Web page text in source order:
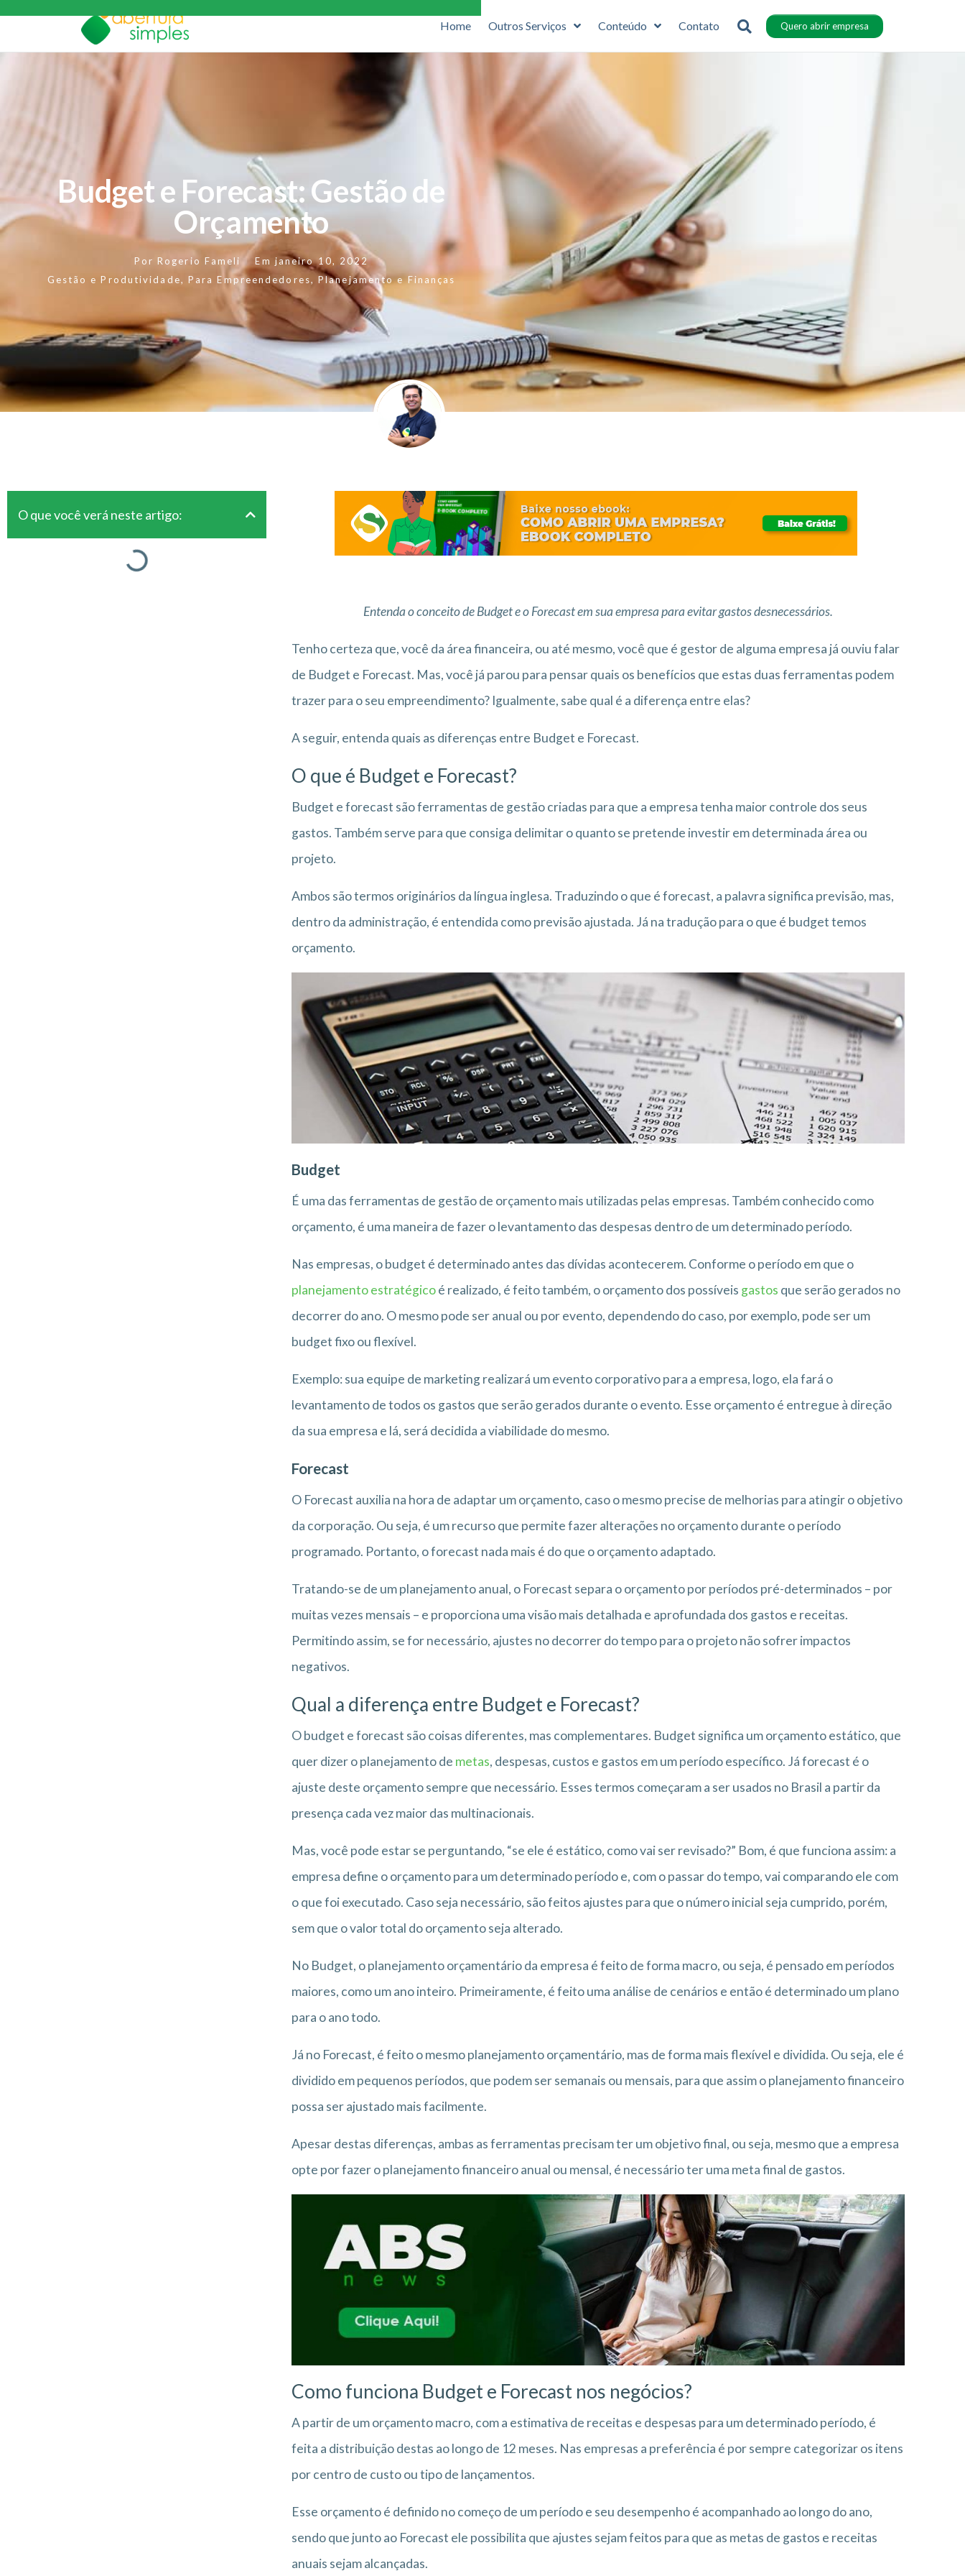
Home Outros Serviços Conteúdo Contato Quero abrir empresa
Budget e Forecast: Gestão de
Orçamento
Por Rogerio Fameli Em janeiro 10, 2022
Gestão e Produtividade, Para Empreendedores,Planejamento e Finanças
O que você verá neste artigo:
Entenda o conceito de Budget e o Forecast em sua empresa para evitar gastos desnecessários.
Tenho certeza que, você da área financeira, ou até mesmo, você que é gestor de alguma empresa já ouviu falar
de Budget e Forecast. Mas, você já parou para pensar quais os benefícios que estas duas ferramentas podem
trazer para o seu empreendimento? Igualmente, sabe qual é a diferença entre elas?
A seguir, entenda quais as diferenças entre Budget e Forecast.
O que é Budget e Forecast?
Budget e forecast são ferramentas de gestão criadas para que a empresa tenha maior controle dos seus
gastos. Também serve para que consiga delimitar o quanto se pretende investir em determinada área ou
projeto.
Ambos são termos originários da língua inglesa. Traduzindo o que é forecast, a palavra significa previsão, mas,
dentro da administração, é entendida como previsão ajustada. Já na tradução para o que é budget temos
orçamento.
Budget
É uma das ferramentas de gestão de orçamento mais utilizadas pelas empresas. Também conhecido como
orçamento, é uma maneira de fazer o levantamento das despesas dentro de um determinado período.
Nas empresas, o budget é determinado antes das dívidas acontecerem. Conforme o período em que o
planejamento estratégicoé realizado, é feito também, o orçamento dos possíveis gastos que serão gerados no
decorrer do ano. O mesmo pode ser anual ou por evento, dependendo do caso, por exemplo, pode ser um
budget fixo ou flexível.
Exemplo: sua equipe de marketing realizará um evento corporativo para a empresa, logo, ela fará o
levantamento de todos os gastos que serão gerados durante o evento. Esse orçamento é entregue à direção
da sua empresa e lá, será decidida a viabilidade do mesmo.
Forecast
O Forecast auxilia na hora de adaptar um orçamento, caso o mesmo precise de melhorias para atingir o objetivo
da corporação. Ou seja, é um recurso que permite fazer alterações no orçamento durante o período
programado. Portanto, o forecast nada mais é do que o orçamento adaptado.
Tratando-se de um planejamento anual, o Forecast separa o orçamento por períodos pré-determinados – por
muitas vezes mensais – e proporciona uma visão mais detalhada e aprofundada dos gastos e receitas.
Permitindo assim, se for necessário, ajustes no decorrer do tempo para o projeto não sofrer impactos
negativos.
Qual a diferença entre Budget e Forecast?
O budget e forecast são coisas diferentes, mas complementares. Budget significa um orçamento estático, que
quer dizer o planejamento de metas, despesas, custos e gastos em um período específico. Já forecast é o
ajuste deste orçamento sempre que necessário. Esses termos começaram a ser usados no Brasil a partir da
presença cada vez maior das multinacionais.
Mas, você pode estar se perguntando, “se ele é estático, como vai ser revisado?” Bom, é que funciona assim: a
empresa define o orçamento para um determinado período e, com o passar do tempo, vai comparando ele com
o que foi executado. Caso seja necessário, são feitos ajustes para que o número inicial seja cumprido, porém,
sem que o valor total do orçamento seja alterado.
No Budget, o planejamento orçamentário da empresa é feito de forma macro, ou seja, é pensado em períodos
maiores, como um ano inteiro. Primeiramente, é feito uma análise de cenários e então é determinado um plano
para o ano todo.
Já no Forecast, é feito o mesmo planejamento orçamentário, mas de forma mais flexível e dividida. Ou seja, ele é
dividido em pequenos períodos, que podem ser semanais ou mensais, para que assim o planejamento financeiro
possa ser ajustado mais facilmente.
Apesar destas diferenças, ambas as ferramentas precisam ter um objetivo final, ou seja, mesmo que a empresa
opte por fazer o planejamento financeiro anual ou mensal, é necessário ter uma meta final de gastos.
Como funciona Budget e Forecast nos negócios?
A partir de um orçamento macro, com a estimativa de receitas e despesas para um determinado período, é
feita a distribuição destas ao longo de 12 meses. Nas empresas a preferência é por sempre categorizar os itens
por centro de custo ou tipo de lançamentos.
Esse orçamento é definido no começo de um período e seu desempenho é acompanhado ao longo do ano,
sendo que junto ao Forecast ele possibilita que ajustes sejam feitos para que as metas de gastos e receitas
anuais sejam alcançadas.